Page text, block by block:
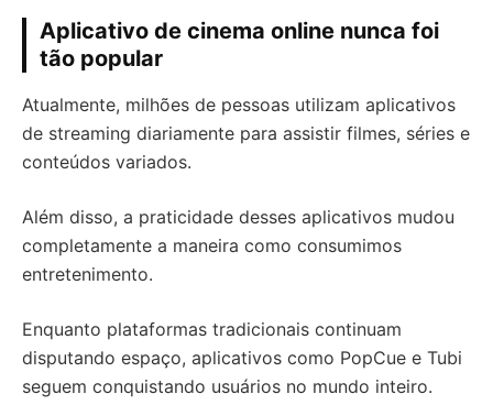
Aplicativo de cinema online nunca foi
tão popular
Atualmente, milhões de pessoas utilizam aplicativos
de streaming diariamente para assistir filmes, séries e
conteúdos variados.
Além disso, a praticidade desses aplicativos mudou
completamente a maneira como consumimos
entretenimento.
Enquanto plataformas tradicionais continuam
disputando espaço, aplicativos como PopCue e Tubi
seguem conquistando usuários no mundo inteiro.